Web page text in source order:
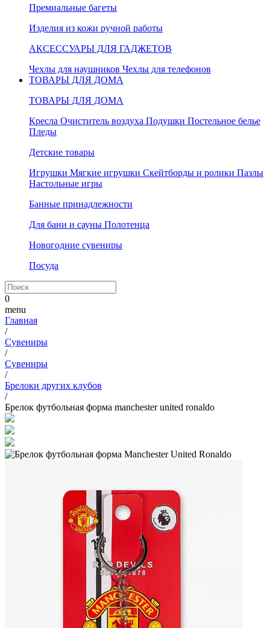
Премиальные багеты
Изделия из кожи ручной работы
АКСЕССУАРЫ ДЛЯ ГАДЖЕТОВ
Чехлы для наушников Чехлы для телефонов
ТОВАРЫ ДЛЯ ДОМА
ТОВАРЫ ДЛЯ ДОМА
Кресла Очиститель воздуха Подушки Постельное белье
Пледы
Детские товары
Игрушки Мягкие игрушки Скейтборды и ролики Пазлы
Настольные игры
Банные принадлежности
Для бани и сауны Полотенца
Новогодние сувениры
Посуда
0
menu
Главная
/
Сувениры
/
Сувениры
/
Брелоки других клубов
/
Брелок футбольная форма manchester united ronaldo